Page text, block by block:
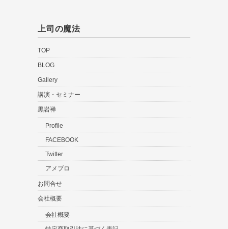
上司の魔法
TOP
BLOG
Gallery
講演・セミナー
黒岩禅
Profile
FACEBOOK
Twitter
アメブロ
お問合せ
会社概要
会社概要